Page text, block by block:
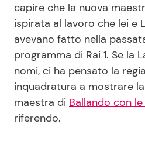
capire che la nuova
ispirata al lavoro che lei e
avevano fatto nella
programma di Rai 1. Se la
nomi, ci ha pensato la
inquadratura a mostrare
maestra di Ballando con
riferendo.